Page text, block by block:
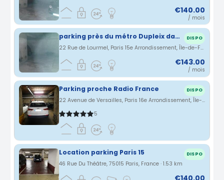
€140.00
/ mois
parking près du métro Dupleix dans le 15ème DISPO
22 Rue de Lourmel, Paris 15e Arrondissement, Île-de-France, France · 1.48 km
€143.00
/ mois
Parking proche Radio France DISPO
22 Avenue de Versailles, Paris 16e Arrondissement, Île-de-France, France · 1.5 km
5
Location parking Paris 15 DISPO
46 Rue Du Théâtre, 75015 Paris, France · 1.53 km